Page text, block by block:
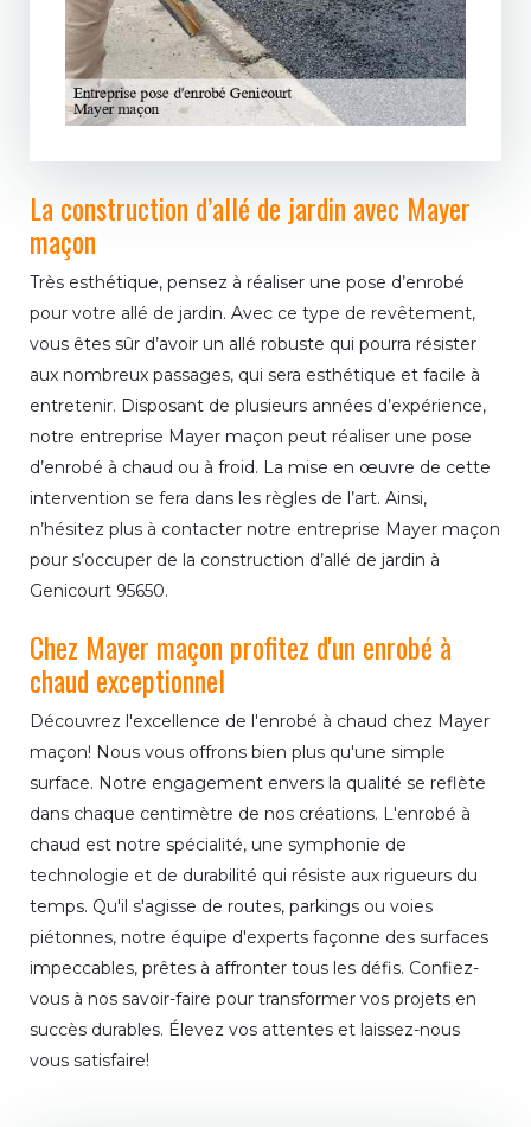
La construction d’allé de jardin avec Mayer
maçon
Très esthétique, pensez à réaliser une pose d’enrobé
pour votre allé de jardin. Avec ce type de revêtement,
vous êtes sûr d’avoir un allé robuste qui pourra résister
aux nombreux passages, qui sera esthétique et facile à
entretenir. Disposant de plusieurs années d’expérience,
notre entreprise Mayer maçon peut réaliser une pose
d’enrobé à chaud ou à froid. La mise en œuvre de cette
intervention se fera dans les règles de l’art. Ainsi,
n’hésitez plus à contacter notre entreprise Mayer maçon
pour s’occuper de la construction d’allé de jardin à
Genicourt 95650.
Chez Mayer maçon profitez d'un enrobé à
chaud exceptionnel
Découvrez l'excellence de l'enrobé à chaud chez Mayer
maçon! Nous vous offrons bien plus qu'une simple
surface. Notre engagement envers la qualité se reflète
dans chaque centimètre de nos créations. L'enrobé à
chaud est notre spécialité, une symphonie de
technologie et de durabilité qui résiste aux rigueurs du
temps. Qu'il s'agisse de routes, parkings ou voies
piétonnes, notre équipe d'experts façonne des surfaces
impeccables, prêtes à affronter tous les défis. Confiez-
vous à nos savoir-faire pour transformer vos projets en
succès durables. Élevez vos attentes et laissez-nous
vous satisfaire!